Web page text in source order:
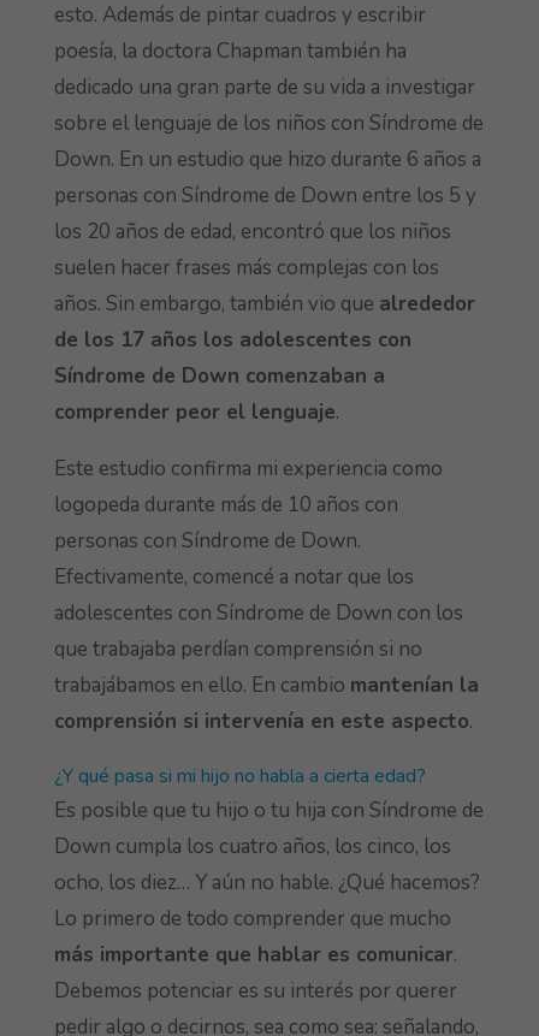
esto. Además de pintar cuadros y escribir
poesía, la doctora Chapman también ha
dedicado una gran parte de su vida a investigar
sobre el lenguaje de los niños con Síndrome de
Down. En un estudio que hizo durante 6 años a
personas con Síndrome de Down entre los 5 y
los 20 años de edad, encontró que los niños
suelen hacer frases más complejas con los
años. Sin embargo, también vio que alrededor
de los 17 años los adolescentes con
Síndrome de Down comenzaban a
comprender peor el lenguaje.
Este estudio confirma mi experiencia como
logopeda durante más de 10 años con
personas con Síndrome de Down.
Efectivamente, comencé a notar que los
adolescentes con Síndrome de Down con los
que trabajaba perdían comprensión si no
trabajábamos en ello. En cambio mantenían la
comprensión si intervenía en este aspecto.
¿Y qué pasa si mi hijo no habla a cierta edad?
Es posible que tu hijo o tu hija con Síndrome de
Down cumpla los cuatro años, los cinco, los
ocho, los diez… Y aún no hable. ¿Qué hacemos?
Lo primero de todo comprender que mucho
más importante que hablar es comunicar.
Debemos potenciar es su interés por querer
pedir algo o decirnos, sea como sea: señalando,